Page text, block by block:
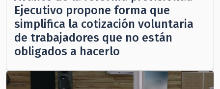
Ejecutivo propone forma que
simplifica la cotización voluntaria
de trabajadores que no están
obligados a hacerlo